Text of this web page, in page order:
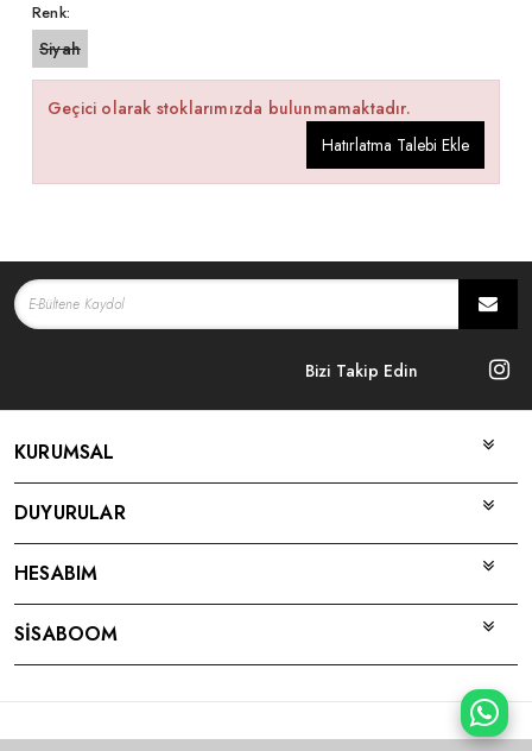
Renk:
Siyah
Geçici olarak stoklarımızda bulunmamaktadır.
Hatırlatma Talebi Ekle
Bizi Takip Edin
KURUMSAL
DUYURULAR
HESABIM
SİSABOOM